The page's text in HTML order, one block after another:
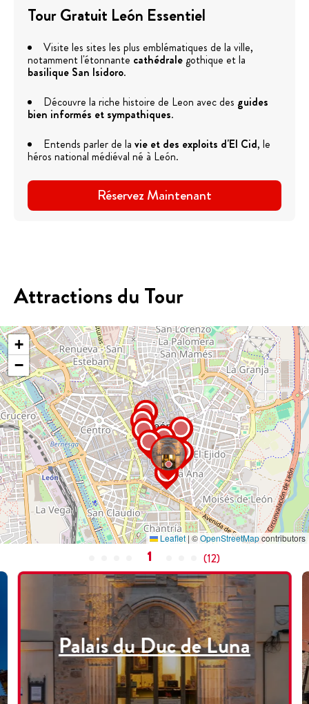
Tour Gratuit León Essentiel
Visite les sites les plus emblématiques de la ville,
notamment l'étonnante cathédralegothique et la
basilique San Isidoro.
Découvre la riche histoire de Leon avec des guides
bien informés et sympathiques.
Entends parler de la vie et des exploits d'El Cid, le
héros national médiéval né à León.
Réservez Maintenant
Attractions du Tour
+
−
Leaflet | ©OpenStreetMapcontributors
1 (12)
Palais du Duc de Luna